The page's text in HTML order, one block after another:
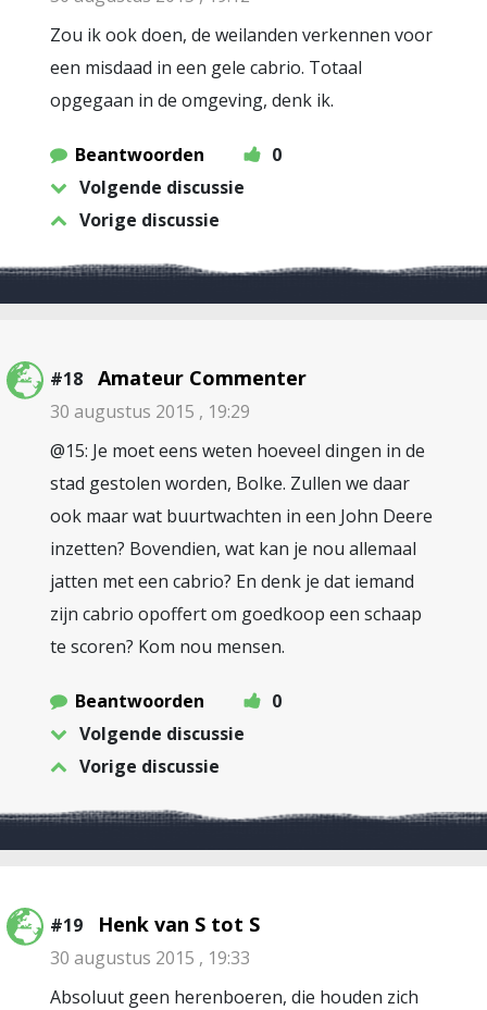
Zou ik ook doen, de weilanden verkennen voor
een misdaad in een gele cabrio. Totaal
opgegaan in de omgeving, denk ik.
Beantwoorden
0
Volgende discussie
Vorige discussie
#18 Amateur Commenter
30 augustus 2015 , 19:29
@15: Je moet eens weten hoeveel dingen in de
stad gestolen worden, Bolke. Zullen we daar
ook maar wat buurtwachten in een John Deere
inzetten? Bovendien, wat kan je nou allemaal
jatten met een cabrio? En denk je dat iemand
zijn cabrio opoffert om goedkoop een schaap
te scoren? Kom nou mensen.
Beantwoorden
0
Volgende discussie
Vorige discussie
#19 Henk van S tot S
30 augustus 2015 , 19:33
Absoluut geen herenboeren, die houden zich